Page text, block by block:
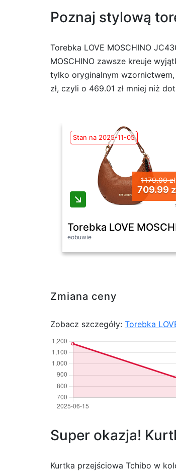
Poznaj stylową
Torebka LOVE MOSCHINO
MOSCHINO zawsze kreuje
tylko oryginalnym
zł, czyli o 469.01 zł mniej niż
Stan na 2025-11-05
1179.00 zł
709.99
Torebka LOVE
eobuwie
Zmiana ceny
Zobacz szczegóły: Torebka
Super okazja!
Kurtka przejściowa Tchibo w